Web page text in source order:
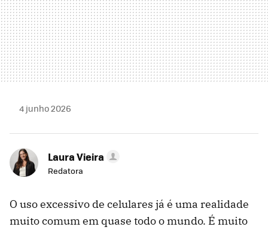
4 junho 2026
Laura Vieira
Redatora
O uso excessivo de celulares já é uma realidade
muito comum em quase todo o mundo. É muito